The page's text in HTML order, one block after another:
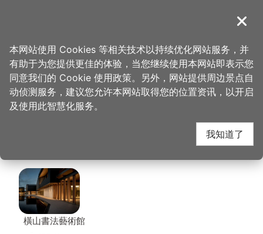
導覽
首页 > 想去的地方 > 美食、购物 > 沙贝烧烤-青埔宵夜店
沙贝烧烤-青埔宵夜店
周边景点
橫山書法藝術館
关闭
本网站使用 Cookies 等相关技术以持续优化网站服务，并
有助于为您提供更佳的体验，当您继续使用本网站即表示您
同意我们的 Cookie 使用政策。另外，网站提供周边景点自
动侦测服务，建议您允许本网站取得您的位置资讯，以开启
及使用此智慧化服务。
我知道了